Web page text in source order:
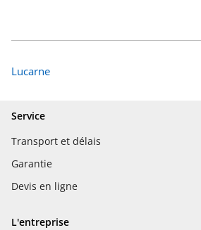
Lucarne
Service
Transport et délais
Garantie
Devis en ligne
L'entreprise